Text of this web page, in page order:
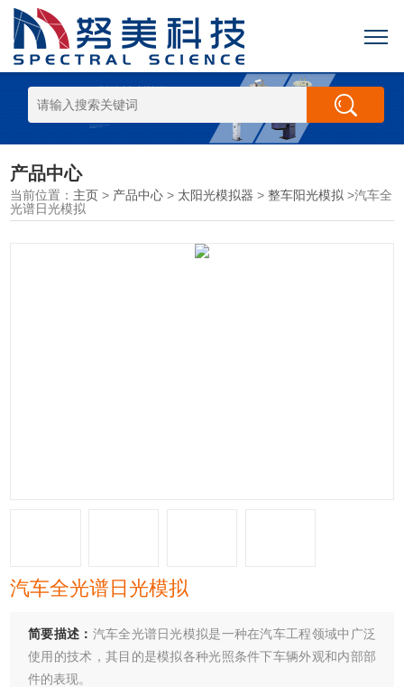
产品中心
当前位置： 主页 > 产品中心 > 太阳光模拟器 >整车阳光模拟 >汽车全
光谱日光模拟
汽车全光谱日光模拟
简要描述： 汽车全光谱日光模拟是一种在汽车工程领域中广泛
使用的技术，其目的是模拟各种光照条件下车辆外观和内部部
件的表现。